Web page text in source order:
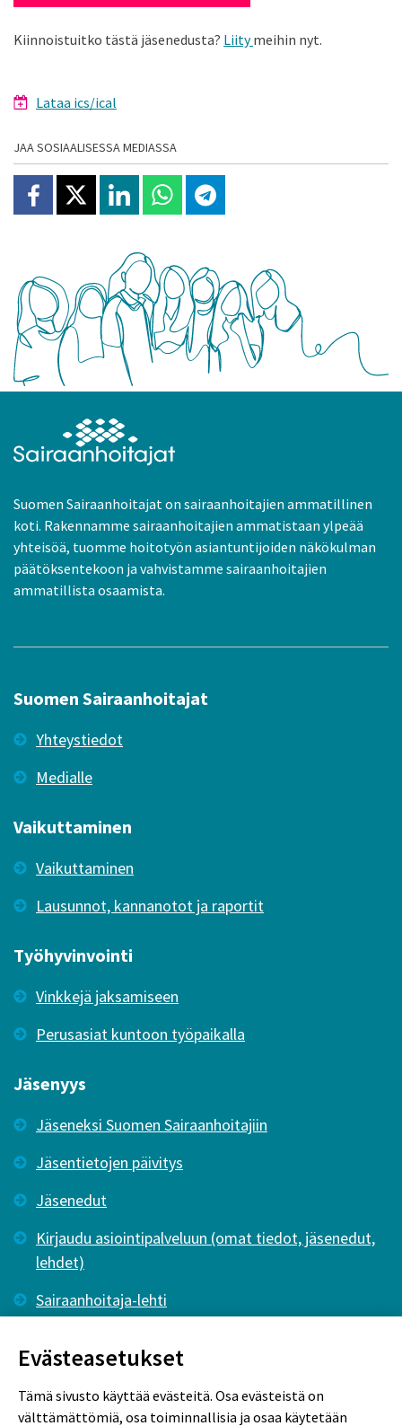
Kiinnoistuitko tästä jäsenedusta? Liitymeihin nyt.
Lataa ics/ical
JAA SOSIAALISESSA MEDIASSA
Jaa Facebookissa
Jaa X:ssäJaa Linkedinissä
Jaa Whatsappissa
Jaa Telegramissa
Suomen Sairaanhoitajat on sairaanhoitajien ammatillinen
koti. Rakennamme sairaanhoitajien ammatistaan ylpeää
yhteisöä, tuomme hoitotyön asiantuntijoiden näkökulman
päätöksentekoon ja vahvistamme sairaanhoitajien
ammatillista osaamista.
Suomen Sairaanhoitajat
Yhteystiedot
Medialle
Vaikuttaminen
Vaikuttaminen
Lausunnot, kannanotot ja raportit
Työhyvinvointi
Vinkkejä jaksamiseen
Perusasiat kuntoon työpaikalla
Jäsenyys
Jäseneksi Suomen Sairaanhoitajiin
Jäsentietojen päivitys
Jäsenedut
Kirjaudu asiointipalveluun (omat tiedot, jäsenedut,
lehdet)
Sairaanhoitaja-lehti
Evästeasetukset
Tämä sivusto käyttää evästeitä. Osa evästeistä on
välttämättömiä, osa toiminnallisia ja osaa käytetään